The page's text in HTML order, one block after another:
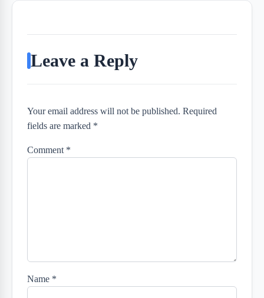
Leave a Reply
Your email address will not be published. Required
fields are marked *
Comment *
Name *